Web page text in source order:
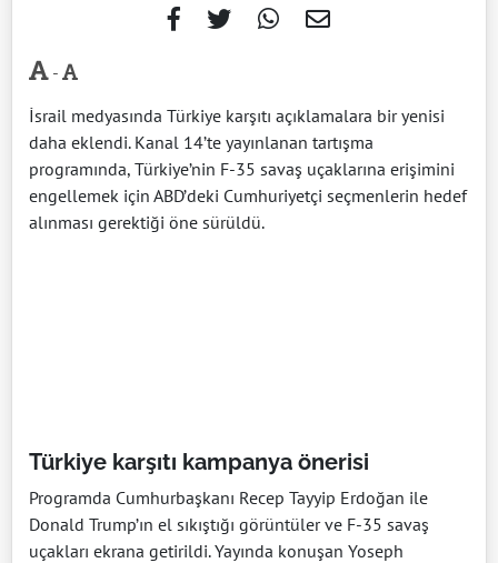
-
İsrail medyasında Türkiye karşıtı açıklamalara bir yenisi
daha eklendi. Kanal 14’te yayınlanan tartışma
programında, Türkiye’nin F-35 savaş uçaklarına erişimini
engellemek için ABD’deki Cumhuriyetçi seçmenlerin hedef
alınması gerektiği öne sürüldü.
Türkiye karşıtı kampanya önerisi
Programda Cumhurbaşkanı Recep Tayyip Erdoğan ile
Donald Trump’ın el sıkıştığı görüntüler ve F-35 savaş
uçakları ekrana getirildi. Yayında konuşan Yoseph